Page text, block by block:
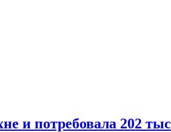
и потребовала 202